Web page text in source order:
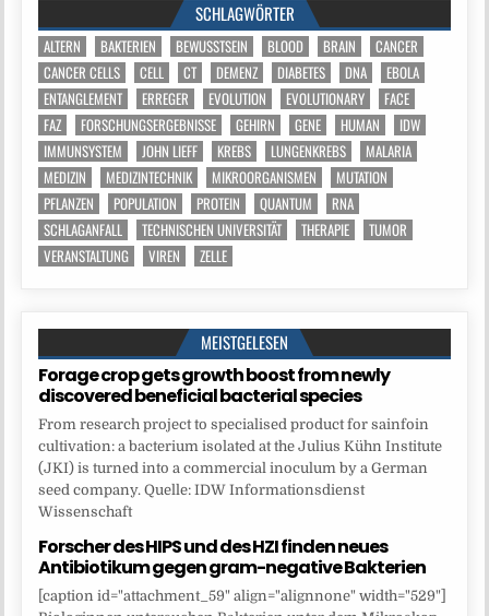
SCHLAGWÖRTER
ALTERN BAKTERIEN BEWUSSTSEIN BLOOD BRAIN
CANCER
CANCER CELLS
CELL CT DEMENZ DIABETES DNA
EBOLA
ENTANGLEMENT
ERREGER EVOLUTION EVOLUTIONARY
FACE
FAZ
FORSCHUNGSERGEBNISSE GEHIRN GENE HUMAN
IDW
IMMUNSYSTEM
JOHN LIEFF KREBS LUNGENKREBS
MALARIA
MEDIZIN
MEDIZINTECHNIK MIKROORGANISMEN
MUTATION
PFLANZEN
POPULATION PROTEIN QUANTUM
RNA
SCHLAGANFALL
TECHNISCHEN UNIVERSITÄT THERAPIE
TUMOR
VERANSTALTUNG
VIREN ZELLE
MEISTGELESEN
Forage crop gets growth boost from newly
discovered beneficial bacterial species
From research project to specialised product for sainfoin
cultivation: a bacterium isolated at the Julius Kühn Institute
(JKI) is turned into a commercial inoculum by a German
seed company. Quelle: IDW Informationsdienst
Wissenschaft
Forscher des HIPS und des HZI finden neues
Antibiotikum gegen gram-negative Bakterien
[caption id="attachment_59" align="alignnone" width="529"]